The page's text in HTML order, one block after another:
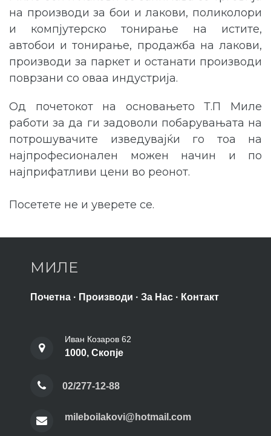
на производи за бои и лакови, поликолори
и компјутерско тонирање на истите,
автобои и тонирање, продажба на лакови,
производи за паркет и останати производи
поврзани со оваа индустрија.
Од почетокот на основањето Т.П Миле
работи за да ги задоволи побарувањата на
потрошувачите изведувајќи го тоа на
најпрофесионален можен начин и по
најприфатливи цени во реонот.
Посетете не и уверете се.
МИЛЕ
Почетна · Производи · За Нас · Контакт
Иван Козаров 62
1000, Скопје
02/277-12-88
mileboilakovi@hotmail.com